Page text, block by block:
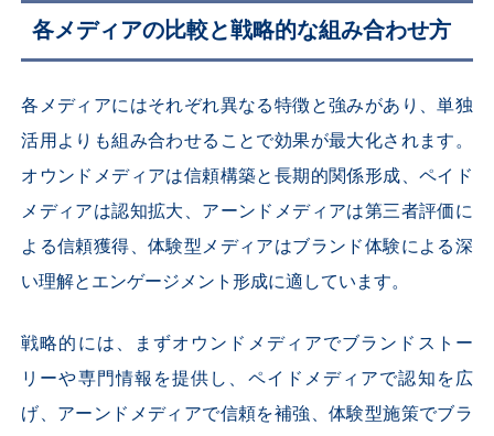
各メディアの比較と戦略的な組み合わせ方
各メディアにはそれぞれ異なる特徴と強みがあり、単独
活用よりも組み合わせることで効果が最大化されます。
オウンドメディアは信頼構築と長期的関係形成、ペイド
メディアは認知拡大、アーンドメディアは第三者評価に
よる信頼獲得、体験型メディアはブランド体験による深
い理解とエンゲージメント形成に適しています。
戦略的には、まずオウンドメディアでブランドストー
リーや専門情報を提供し、ペイドメディアで認知を広
げ、アーンドメディアで信頼を補強、体験型施策でブラ